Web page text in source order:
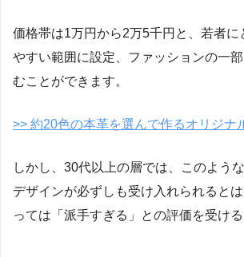
価格帯は1万円から2万5千円と、若者に
やすい範囲に設定、ファッションの一
むことができます。
>> 約20色の本革を選んで作るオリジナ
しかし、30代以上の層では、このよう
デザインが必ずしも受け入れられると
っては「派手すぎる」との評価を受ける